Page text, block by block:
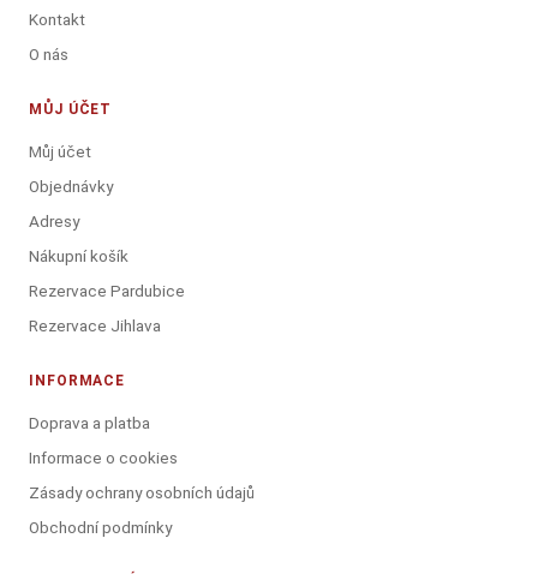
Kontakt
O nás
MŮJ ÚČET
Můj účet
Objednávky
Adresy
Nákupní košík
Rezervace Pardubice
Rezervace Jihlava
INFORMACE
Doprava a platba
Informace o cookies
Zásady ochrany osobních údajů
Obchodní podmínky